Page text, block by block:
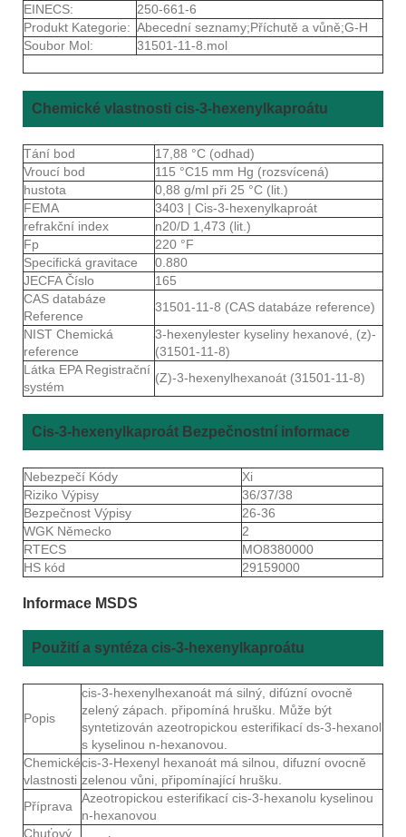
EINECS:
250-661-6
Produkt Kategorie: Abecední seznamy;Příchutě a vůně;G-H
Soubor Mol:
31501-11-8.mol
Chemické vlastnosti cis-3-hexenylkaproátu
Tání bod
17,88 °C (odhad)
Vroucí bod
115 °C15 mm Hg (rozsvícená)
hustota
0,88 g/ml při 25 °C (lit.)
FEMA
3403 | Cis-3-hexenylkaproát
refrakční index
n20/D 1,473 (lit.)
Fp
220 °F
Specifická gravitace
0.880
JECFA Číslo
165
CAS databáze
Reference
31501-11-8 (CAS databáze reference)
NIST Chemická
reference
3-hexenylester kyseliny hexanové, (z)-
(31501-11-8)
Látka EPA Registrační
systém
(Z)-3-hexenylhexanoát (31501-11-8)
Cis-3-hexenylkaproát Bezpečnostní informace
Nebezpečí Kódy
Xi
Riziko Výpisy
36/37/38
Bezpečnost Výpisy
26-36
WGK Německo
2
RTECS
MO8380000
HS kód
29159000
Informace MSDS
Použití a syntéza cis-3-hexenylkaproátu
Popis
cis-3-hexenylhexanoát má silný, difúzní ovocně
zelený zápach. připomíná hrušku. Může být
syntetizován azeotropickou esterifikací ds-3-hexanol
s kyselinou n-hexanovou.
Chemické
vlastnosti
cis-3-Hexenyl hexanoát má silnou, difuzní ovocně
zelenou vůni, připomínající hrušku.
Příprava
Azeotropickou esterifikací cis-3-hexanolu kyselinou
n-hexanovou
Chuťový